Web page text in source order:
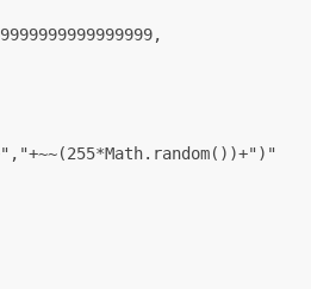
,
","+~~(255*Math. random( ) )+")"